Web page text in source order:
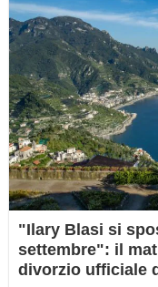
"Ilary Blasi si
settembre": il
divorzio ufficiale